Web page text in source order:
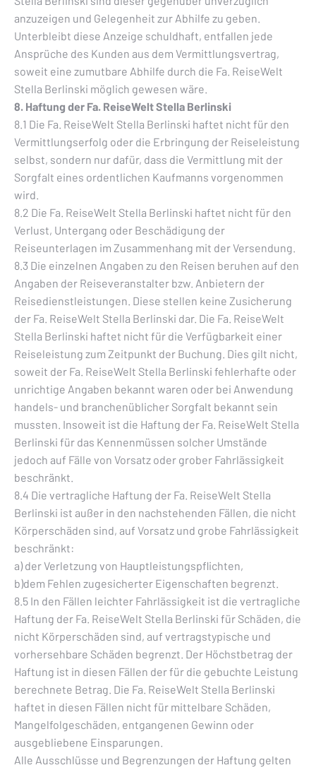
anzuzeigen und Gelegenheit zur Abhilfe zu geben.
Unterbleibt diese Anzeige schuldhaft, entfallen jede
Ansprüche des Kunden aus dem Vermittlungsvertrag,
soweit eine zumutbare Abhilfe durch die Fa. ReiseWelt
Stella Berlinski möglich gewesen wäre.
8. Haftung der Fa. ReiseWelt Stella Berlinski
8.1 Die Fa. ReiseWelt Stella Berlinski haftet nicht für den
Vermittlungserfolg oder die Erbringung der Reiseleistung
selbst, sondern nur dafür, dass die Vermittlung mit der
Sorgfalt eines ordentlichen Kaufmanns vorgenommen
wird.
8.2 Die Fa. ReiseWelt Stella Berlinski haftet nicht für den
Verlust, Untergang oder Beschädigung der
Reiseunterlagen im Zusammenhang mit der Versendung.
8.3 Die einzelnen Angaben zu den Reisen beruhen auf den
Angaben der Reiseveranstalter bzw. Anbietern der
Reisedienstleistungen. Diese stellen keine Zusicherung
der Fa. ReiseWelt Stella Berlinski dar. Die Fa. ReiseWelt
Stella Berlinski haftet nicht für die Verfügbarkeit einer
Reiseleistung zum Zeitpunkt der Buchung. Dies gilt nicht,
soweit der Fa. ReiseWelt Stella Berlinski fehlerhafte oder
unrichtige Angaben bekannt waren oder bei Anwendung
handels- und branchenüblicher Sorgfalt bekannt sein
mussten. Insoweit ist die Haftung der Fa. ReiseWelt Stella
Berlinski für das Kennenmüssen solcher Umstände
jedoch auf Fälle von Vorsatz oder grober Fahrlässigkeit
beschränkt.
8.4 Die vertragliche Haftung der Fa. ReiseWelt Stella
Berlinski ist außer in den nachstehenden Fällen, die nicht
Körperschäden sind, auf Vorsatz und grobe Fahrlässigkeit
beschränkt:
a) der Verletzung von Hauptleistungspflichten,
b)dem Fehlen zugesicherter Eigenschaften begrenzt.
8.5 In den Fällen leichter Fahrlässigkeit ist die vertragliche
Haftung der Fa. ReiseWelt Stella Berlinski für Schäden, die
nicht Körperschäden sind, auf vertragstypische und
vorhersehbare Schäden begrenzt. Der Höchstbetrag der
Haftung ist in diesen Fällen der für die gebuchte Leistung
berechnete Betrag. Die Fa. ReiseWelt Stella Berlinski
haftet in diesen Fällen nicht für mittelbare Schäden,
Mangelfolgeschäden, entgangenen Gewinn oder
ausgebliebene Einsparungen.
Alle Ausschlüsse und Begrenzungen der Haftung gelten